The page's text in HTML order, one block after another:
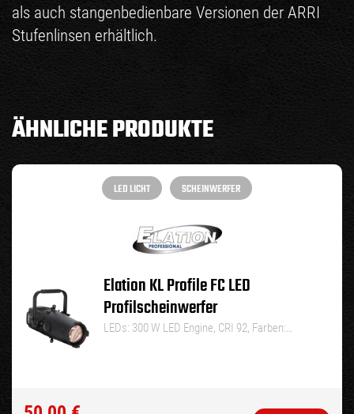
als auch stangenbedienbare Versionen der ARRI
Stufenlinsen erhältlich.
ÄHNLICHE PRODUKTE
LED LICHT SCHEINWERFER
Elation KL Profile FC LED
Profilscheinwerfer
LEDs: 300 W LED Engine, CRI 92, Farben:…